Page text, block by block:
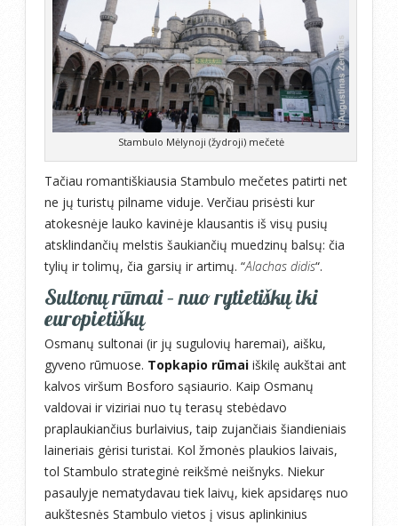
Stambulo Mėlynoji (žydroji) mečetė
Tačiau romantiškiausia Stambulo mečetes patirti net
ne jų turistų pilname viduje. Verčiau prisėsti kur
atokesnėje lauko kavinėje klausantis iš visų pusių
atsklindančių melstis šaukiančių muedzinų balsų: čia
tylių ir tolimų, čia garsių ir artimų. “Alachas didis“.
Sultonų rūmai – nuo rytietiškų iki
europietiškų
Osmanų sultonai (ir jų sugulovių haremai), aišku,
gyveno rūmuose. Topkapio rūmai iškilę aukštai ant
kalvos viršum Bosforo sąsiaurio. Kaip Osmanų
valdovai ir viziriai nuo tų terasų stebėdavo
praplaukiančius burlaivius, taip zujančiais šiandieniais
laineriais gėrisi turistai. Kol žmonės plaukios laivais,
tol Stambulo strateginė reikšmė neišnyks. Niekur
pasaulyje nematydavau tiek laivų, kiek apsidaręs nuo
aukštesnės Stambulo vietos į visus aplinkinius